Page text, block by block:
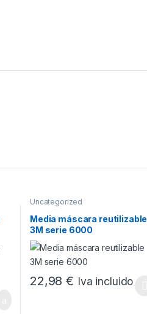
Uncategorized
Media máscara reutilizable
3M serie 6000
22,98€ Iva incluido